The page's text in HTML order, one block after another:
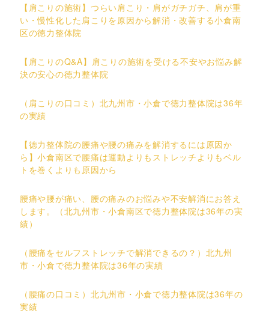
【肩こりの施術】つらい肩こり・肩がガチガチ、肩が重
い・慢性化した肩こりを原因から解消・改善する小倉南
区の徳力整体院
【肩こりのQ&A】肩こりの施術を受ける不安やお悩み解
決の安心の徳力整体院
（肩こりの口コミ）北九州市・小倉で徳力整体院は36年
の実績
【徳力整体院の腰痛や腰の痛みを解消するには原因か
ら】小倉南区で腰痛は運動よりもストレッチよりもベル
トを巻くよりも原因から
腰痛や腰が痛い、腰の痛みのお悩みや不安解消にお答え
します。（北九州市・小倉南区で徳力整体院は36年の実
績）
（腰痛をセルフストレッチで解消できるの？）北九州
市・小倉で徳力整体院は36年の実績
（腰痛の口コミ）北九州市・小倉で徳力整体院は36年の
実績